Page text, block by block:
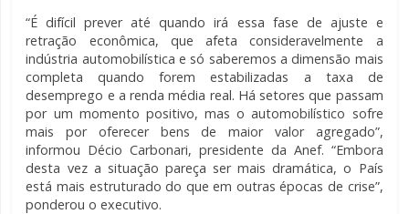
“É difícil prever até quando irá essa fase de ajuste e
retração econômica, que afeta consideravelmente a
indústria automobilística e só saberemos a dimensão mais
completa quando forem estabilizadas a taxa de
desemprego e a renda média real. Há setores que passam
por um momento positivo, mas o automobilístico sofre
mais por oferecer bens de maior valor agregado”,
informou Décio Carbonari, presidente da Anef. “Embora
desta vez a situação pareça ser mais dramática, o País
está mais estruturado do que em outras épocas de crise”,
ponderou o executivo.